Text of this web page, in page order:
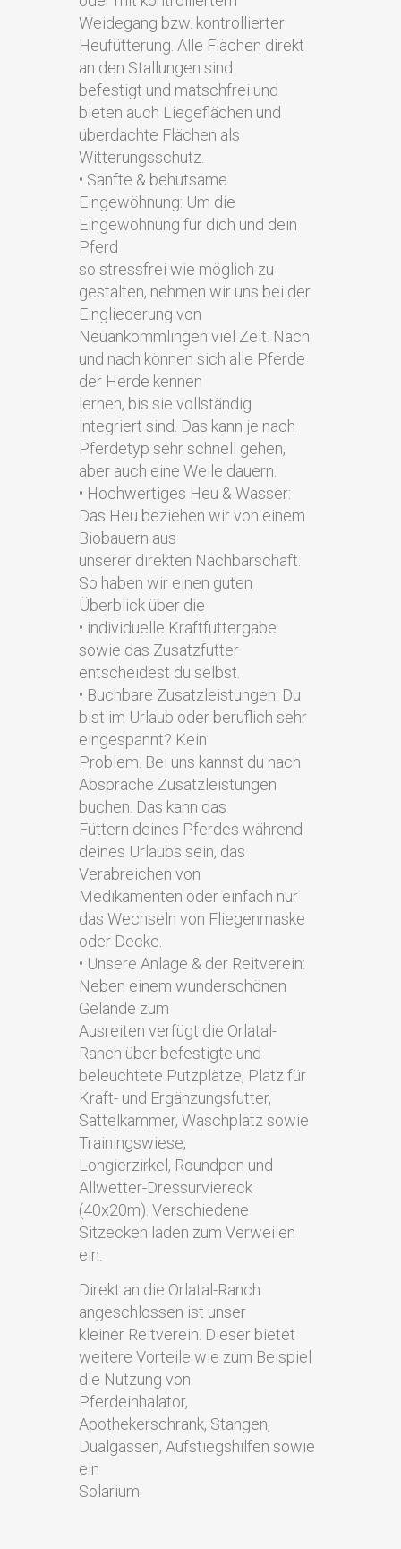
Weidegang bzw. kontrollierter
Heufütterung. Alle Flächen direkt
an den Stallungen sind
befestigt und matschfrei und
bieten auch Liegeflächen und
überdachte Flächen als
Witterungsschutz.
• Sanfte & behutsame
Eingewöhnung: Um die
Eingewöhnung für dich und dein
Pferd
so stressfrei wie möglich zu
gestalten, nehmen wir uns bei der
Eingliederung von
Neuankömmlingen viel Zeit. Nach
und nach können sich alle Pferde
der Herde kennen
lernen, bis sie vollständig
integriert sind. Das kann je nach
Pferdetyp sehr schnell gehen,
aber auch eine Weile dauern.
• Hochwertiges Heu & Wasser:
Das Heu beziehen wir von einem
Biobauern aus
unserer direkten Nachbarschaft.
So haben wir einen guten
Überblick über die
• individuelle Kraftfuttergabe
sowie das Zusatzfutter
entscheidest du selbst.
• Buchbare Zusatzleistungen: Du
bist im Urlaub oder beruflich sehr
eingespannt? Kein
Problem. Bei uns kannst du nach
Absprache Zusatzleistungen
buchen. Das kann das
Füttern deines Pferdes während
deines Urlaubs sein, das
Verabreichen von
Medikamenten oder einfach nur
das Wechseln von Fliegenmaske
oder Decke.
• Unsere Anlage & der Reitverein:
Neben einem wunderschönen
Gelände zum
Ausreiten verfügt die Orlatal-
Ranch über befestigte und
beleuchtete Putzplätze, Platz für
Kraft- und Ergänzungsfutter,
Sattelkammer, Waschplatz sowie
Trainingswiese,
Longierzirkel, Roundpen und
Allwetter-Dressurviereck
(40x20m). Verschiedene
Sitzecken laden zum Verweilen
ein.
Direkt an die Orlatal-Ranch
angeschlossen ist unser
kleiner Reitverein. Dieser bietet
weitere Vorteile wie zum Beispiel
die Nutzung von
Pferdeinhalator,
Apothekerschrank, Stangen,
Dualgassen, Aufstiegshilfen sowie
ein
Solarium.